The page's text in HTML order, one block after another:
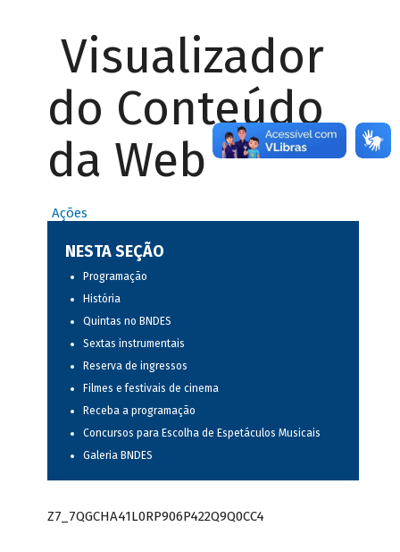
Visualizador
do Conteúdo
da Web
Ações
NESTA SEÇÃO
Programação
História
Quintas no BNDES
Sextas instrumentais
Reserva de ingressos
Filmes e festivais de cinema
Receba a programação
Concursos para Escolha de Espetáculos Musicais
Galeria BNDES
Z7_7QGCHA41L0RP906P422Q9Q0CC4